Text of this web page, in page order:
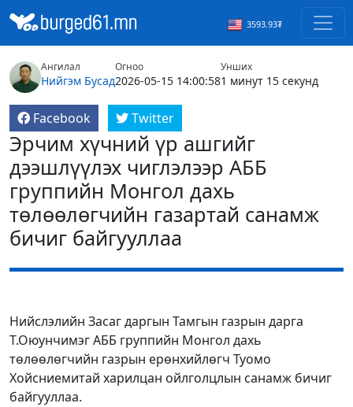
3593.93₮
Ангилал
Нийгэм Бусад
Огноо
2026-05-15 14:00:58
Унших
1 минут 15 секунд
Facebook Twitter
Эрчим хүчний үр ашгийг
дээшлүүлэх чиглэлээр АББ
группийн Монгол дахь
төлөөлөгчийн газартай санамж
бичиг байгууллаа
Нийслэлийн Засаг даргын Тамгын газрын дарга
Т.Оюунчимэг АББ группийн Монгол дахь
төлөөлөгчийн газрын ерөнхийлөгч Туомо
Хойсниемитай харилцан ойлголцлын санамж бичиг
байгууллаа.